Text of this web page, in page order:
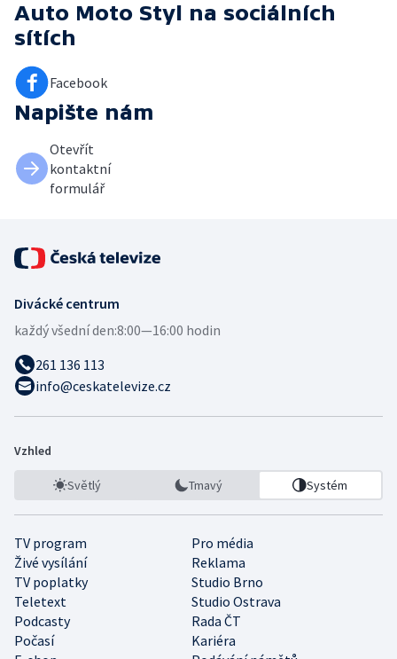
Auto Moto Styl na sociálních
sítích
Facebook
Napište nám
Otevřít
kontaktní
formulář
Divácké centrum
každý všední den:8:00—16:00 hodin
261 136 113
info@ceskatelevize.cz
Vzhled
Světlý Tmavý Systém
TV program
Pro média
Živé vysílání
Reklama
TV poplatky
Studio Brno
Teletext
Studio Ostrava
Podcasty
Rada ČT
Počasí
Kariéra